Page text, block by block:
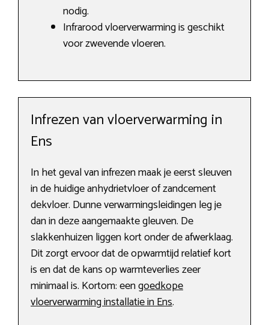
nodig.
Infrarood vloerverwarming is geschikt
voor zwevende vloeren.
Infrezen van vloerverwarming in
Ens
In het geval van infrezen maak je eerst sleuven
in de huidige anhydrietvloer of zandcement
dekvloer. Dunne verwarmingsleidingen leg je
dan in deze aangemaakte gleuven. De
slakkenhuizen liggen kort onder de afwerklaag.
Dit zorgt ervoor dat de opwarmtijd relatief kort
is en dat de kans op warmteverlies zeer
minimaal is. Kortom: eengoedkope
vloerverwarming installatie in Ens.